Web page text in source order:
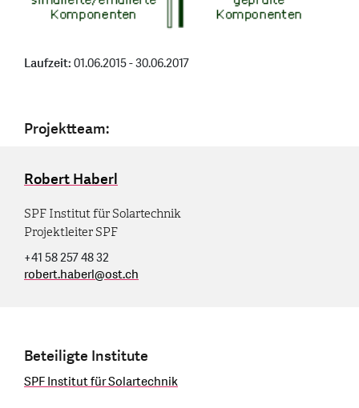
Laufzeit:01.06.2015 - 30.06.2017
Projektteam:
Robert Haberl
SPF Institut für Solartechnik
Projektleiter SPF
+41 58 257 48 32
robert.haberl@ost.ch
Beteiligte Institute
SPF Institut für Solartechnik